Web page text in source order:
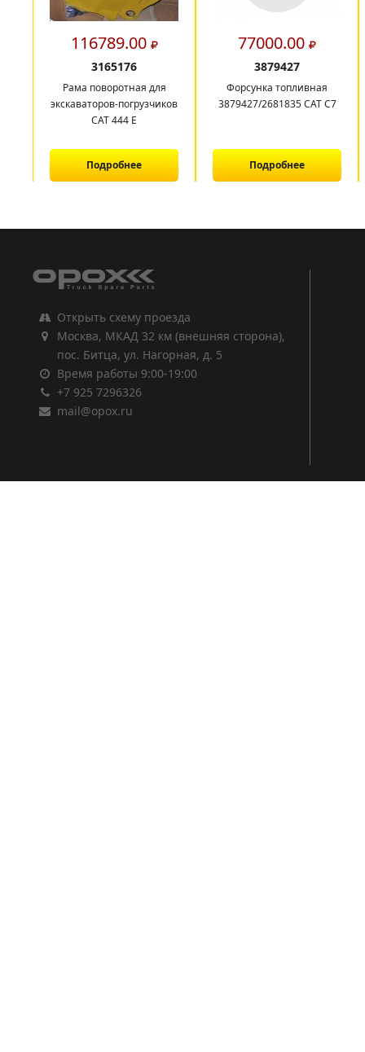
116789.00
3165176
Рама поворотная для
экскаваторов-погрузчиков
САТ 444 E
Подробнее
77000.00
3879427
Форсунка топливная
3879427/2681835 CAT C7
Подробнее
Открыть схему проезда
Москва, МКАД 32 км (внешняя сторона),
пос. Битца, ул. Нагорная, д. 5
Время работы 9:00-19:00
+7 925 7296326
mail@opox.ru